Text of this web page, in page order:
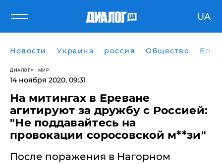
UA
Новости Украина россия Общество
ДИАЛОГ МИР
14 ноября 2020, 09:31
​На митингах в Ереване
агитируют за дружбу с Россией:
"Не поддавайтесь на
провокации соросовской м**зи"
После поражения в Нагорном